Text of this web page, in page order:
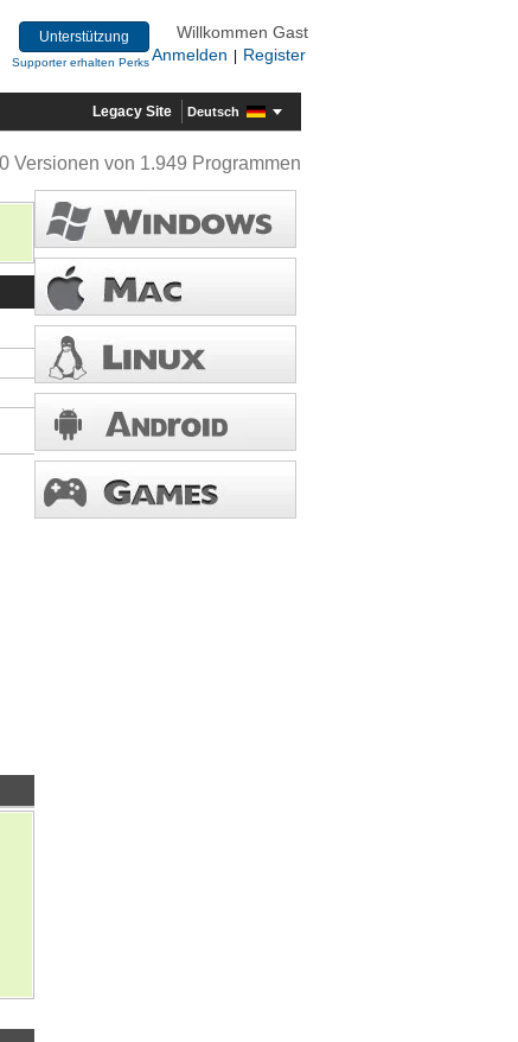
Unterstützung
Supporter erhalten Perks
Willkommen Gast
Anmelden
Register
Legacy Site Deutsch
Versionen von 1.949 Programmen